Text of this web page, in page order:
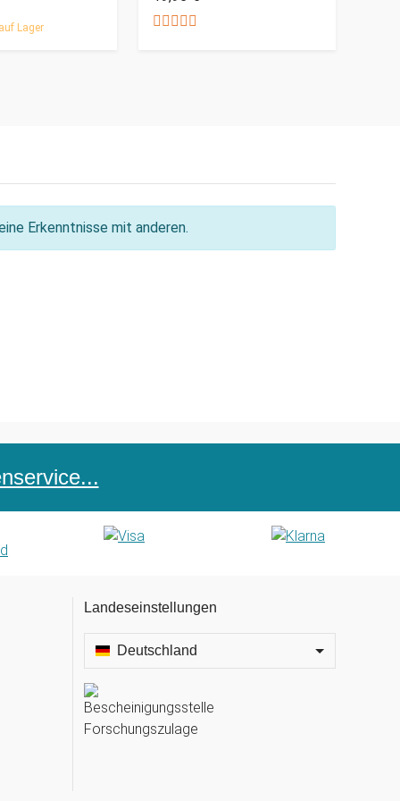
Lager
Erkenntnisse mit anderen.
Landeseinstellungen
Deutschland